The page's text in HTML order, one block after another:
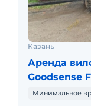
Казань
Аренда
Goodsense
Минимальное